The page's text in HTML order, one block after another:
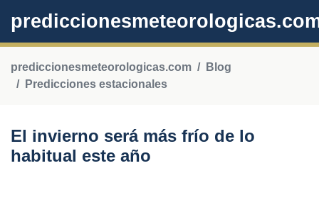
prediccionesmeteorologicas.com
Blog
Predicciones estacionales
El invierno será más frío de lo
habitual este año